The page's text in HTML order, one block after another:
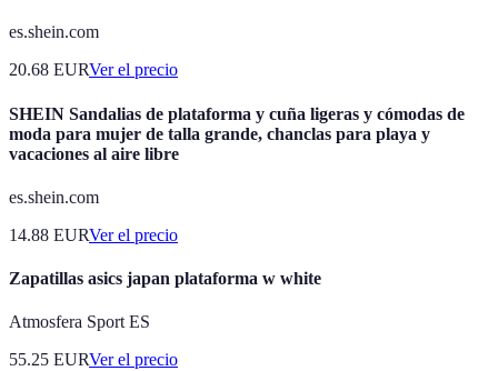
es.shein.com
20.68 EURVer el precio
SHEIN Sandalias de plataforma y cuña ligeras y cómodas de
moda para mujer de talla grande, chanclas para playa y
vacaciones al aire libre
es.shein.com
14.88 EURVer el precio
Zapatillas asics japan plataforma w white
Atmosfera Sport ES
55.25 EURVer el precio